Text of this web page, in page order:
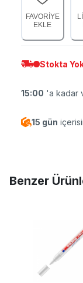
FAVORİYE
EKLE
Stokta
15:00 'a kadar
15 gün
Benzer